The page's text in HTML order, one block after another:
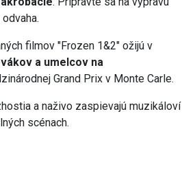
filmov "Frozen 1&2" ožijú v
a umelcov na
Grand Prix v Monte Carle.
a naživo zaspievajú muzikáloví
scénach.